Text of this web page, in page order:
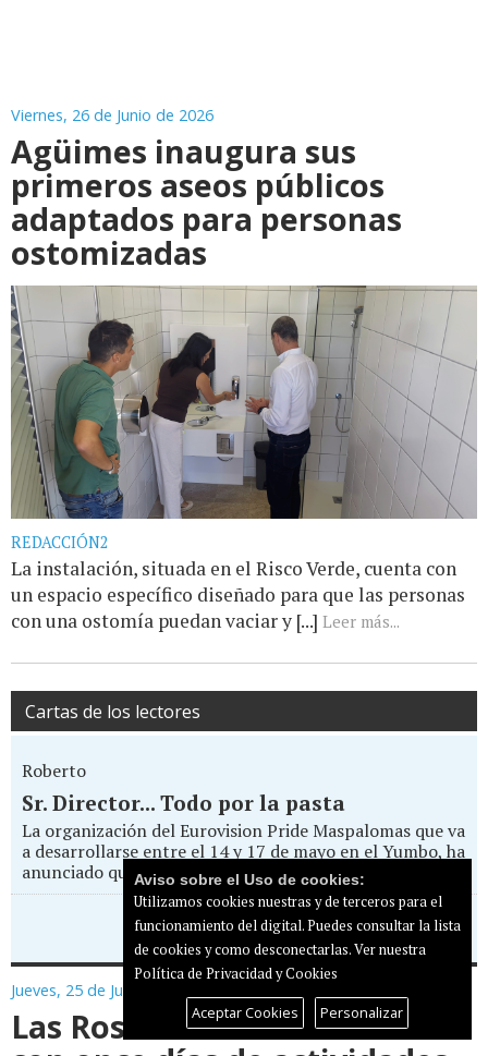
Viernes, 26 de Junio de 2026
Agüimes inaugura sus
primeros aseos públicos
adaptados para personas
ostomizadas
REDACCIÓN2
La instalación, situada en el Risco Verde, cuenta con
un espacio específico diseñado para que las personas
con una ostomía puedan vaciar y [...] Leer más...
Cartas de los lectores
Roberto
Sr. Director... Todo por la pasta
La organización del Eurovision Pride Maspalomas que va
a desarrollarse entre el 14 y 17 de mayo en el Yumbo, ha
anunciado que va a boicotear la...
Enviar carta al director
Jueves, 25 de Junio de 2026
Las Rosas celebra sus fiestas
Aviso sobre el Uso de cookies:
Utilizamos cookies nuestras y de terceros para el
funcionamiento del digital. Puedes consultar la lista
de cookies y como desconectarlas.Ver nuestra
Política de Privacidad y Cookies
Aceptar Cookies Personalizar